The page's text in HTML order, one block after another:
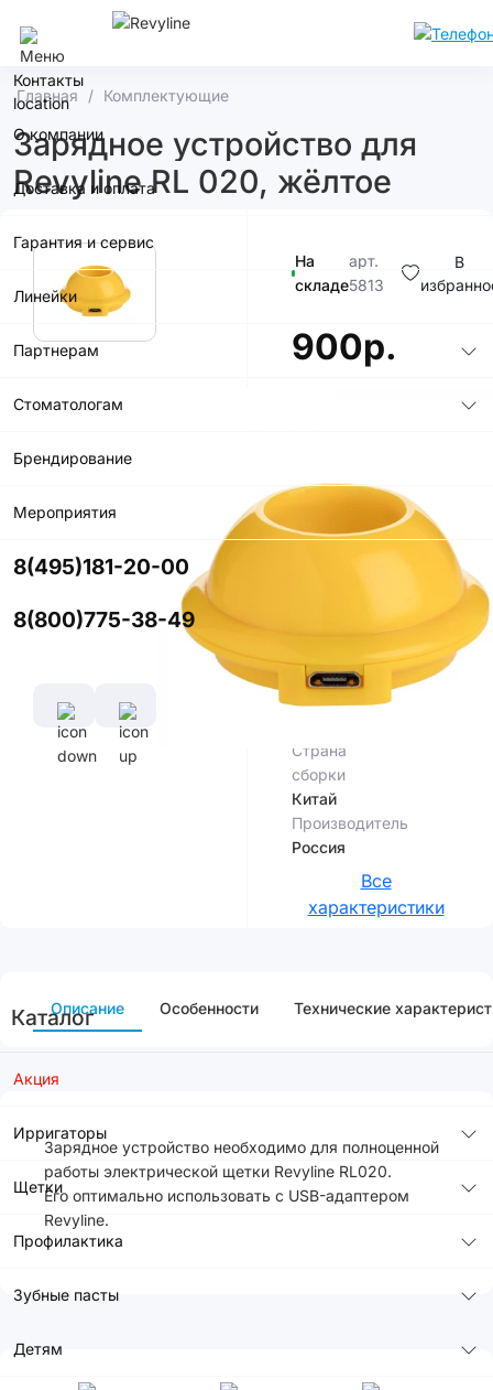
Контакты
О компании
Доставка и оплата
Гарантия и сервис
Линейки
Партнерам
Стоматологам
Брендирование
Мероприятия
8(495)181-20-00
8(800)775-38-49
Каталог
Акция
Ирригаторы
Щетки
Профилактика
Зубные пасты
Детям
Главная Комплектующие
Зарядное устройство для
Revyline RL 020, жёлтое
На
складе
арт.
5813
В
900р.
Купить в
приложении
со скидкой
Страна
сборки
Китай
Производитель
Россия
Все
характеристики
Описание Особенности Технические
Зарядное устройство необходимо для полноценной
работы электрической щетки Revyline RL020.
Его оптимально использовать с USB-адаптером
Revyline.